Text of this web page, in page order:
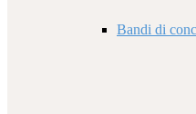
Bandi di